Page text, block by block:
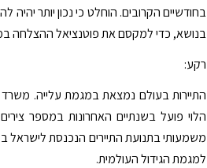
בחודשיים הקרובים. הוחלט כי נכון יותר
בנושא, כדי למקסם את פוטנציאל ההצלחה
רקע:
התיירות בעולם נמצאת במגמת עלייה. משרד
הלוי פועל בשנתיים האחרונות במספר
משמעותי בתנועת התיירים הנכנסת
למגמת הגידול העולמית.